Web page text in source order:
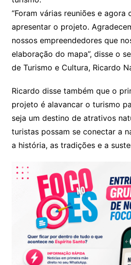
“Foram várias reuniões e agora
apresentar o projeto.
nossos empreendedores que
elaboração do mapa”, disse o
de Turismo e Cultura, Ricardo
Ricardo disse também que o
projeto é alavancar o turismo
seja um destino de atrativos
turistas possam se conectar a
a história, as tradições e a